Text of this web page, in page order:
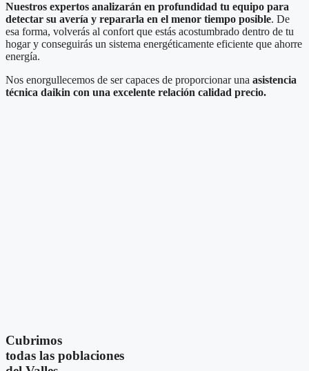
Nuestros expertos analizarán en profundidad tu equipo para
detectar su avería y repararla en el menor tiempo posible. De
esa forma, volverás al confort que estás acostumbrado dentro de tu
hogar y conseguirás un sistema energéticamente eficiente que ahorre
energía.
Nos enorgullecemos de ser capaces de proporcionar una asistencia
técnica daikin con una excelente relación calidad precio.
Cubrimos
todas las poblaciones